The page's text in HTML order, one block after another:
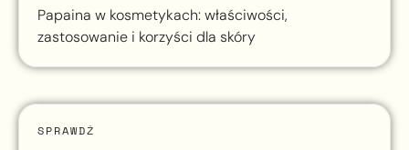
Papaina w kosmetykach: właściwości,
zastosowanie i korzyści dla skóry
SPRAWDŹ